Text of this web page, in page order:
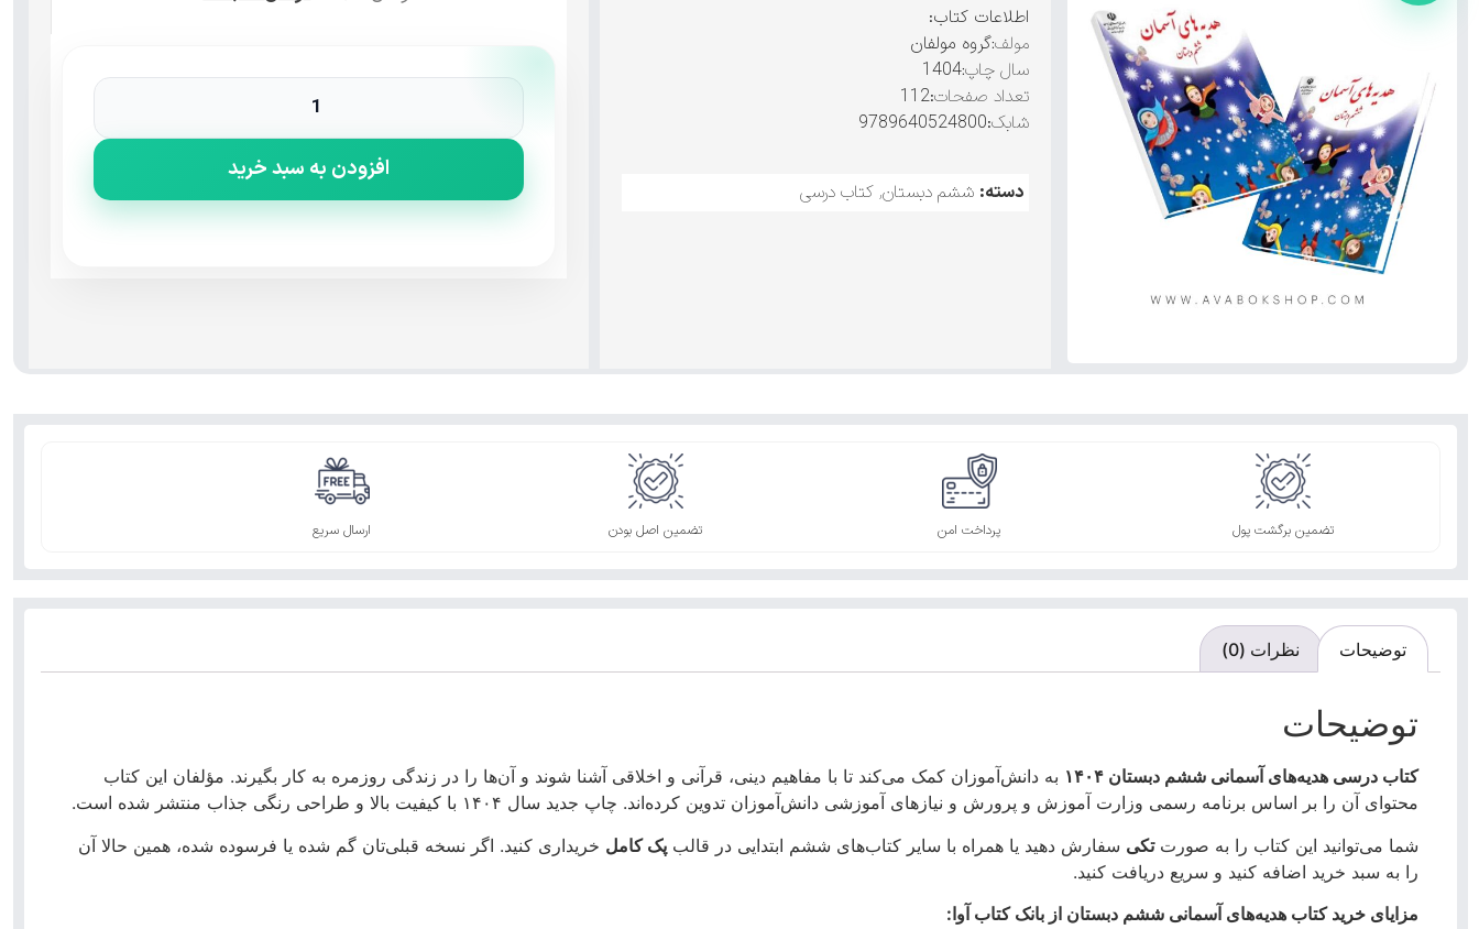
اطلاعات کتاب:
مولف:گروه مولفان
سال چاپ:1404
تعداد صفحات:112
شابک:9789640524800
دسته: ششم دبستان, کتاب درسی
افزودن به سبد خرید
تضمین برگشت پول پرداخت امن تضمین اصل بودن ارسال سریع
توضیحات نظرات (0)
توضیحات
کتاب درسی هدیه‌های آسمانی ششم دبستان ۱۴۰۴
به دانش‌آموزان کمک می‌کند تا با مفاهیم دینی، قرآنی و اخلاقی آشنا شوند و آن‌ها را در زندگی روزمره به کار بگیرند. مؤلفان این کتاب
محتوای آن را بر اساس برنامه رسمی وزارت آموزش و پرورش و نیازهای آموزشی دانش‌آموزان تدوین کرده‌اند. چاپ جدید سال ۱۴۰۴ با کیفیت بالا و طراحی رنگی جذاب منتشر شده است.
شما می‌توانید این کتاب را به صورتتکی سفارش دهید یا همراه با سایر کتاب‌های ششم ابتدایی در قالب پک کامل خریداری کنید. اگر نسخه قبلی‌تان گم شده یا فرسوده شده، همین حالا آن
را به سبد خرید اضافه کنید و سریع دریافت کنید.
مزایای خرید کتاب هدیه‌های آسمانی ششم دبستان از بانک کتاب آوا: